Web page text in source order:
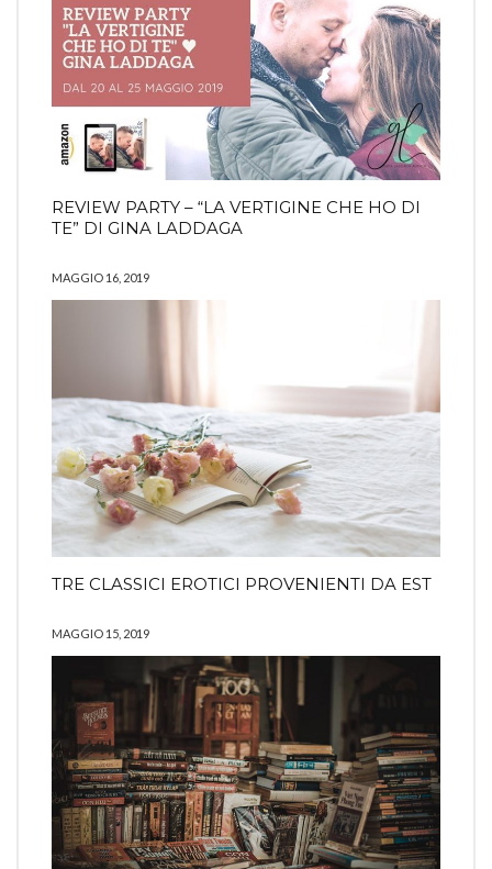
REVIEW PARTY – “LA VERTIGINE CHE HO DI
TE” DI GINA LADDAGA
MAGGIO 16, 2019
TRE CLASSICI EROTICI PROVENIENTI DA EST
MAGGIO 15, 2019